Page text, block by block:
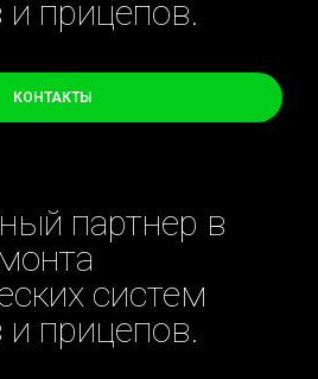
и прицепов.
КОНТАКТЫ
партнер в
систем
и прицепов.